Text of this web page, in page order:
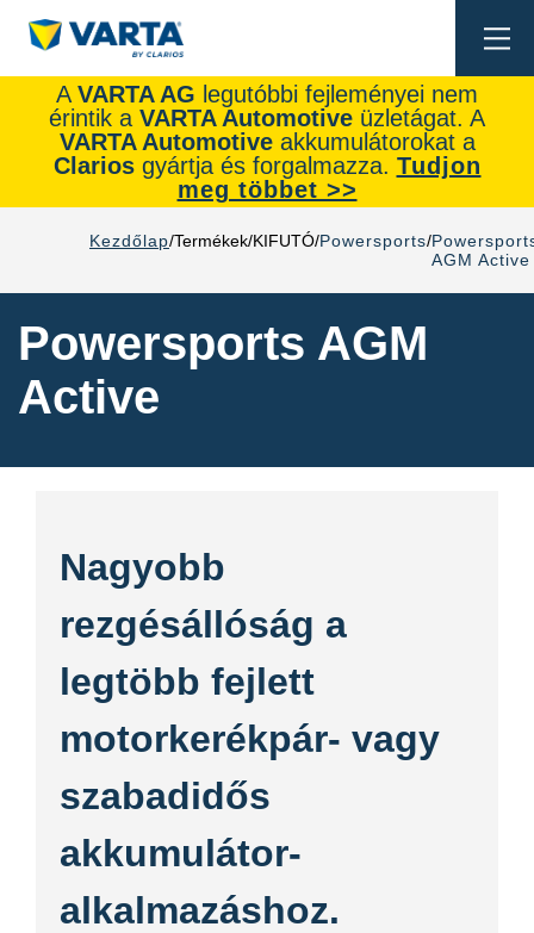
A VARTA AG legutóbbi fejleményei nem
érintik a VARTA Automotive üzletágat. A
VARTA Automotive akkumulátorokat a
Clariosgyártja és forgalmazza. Tudjon
meg többet >>
Kezdőlap Termékek KIFUTÓ Powersports
AGM Active
Powersports AGM
Active
Nagyobb
rezgésállóság a
legtöbb fejlett
motorkerékpár- vagy
szabadidős
akkumulátor-
alkalmazáshoz.